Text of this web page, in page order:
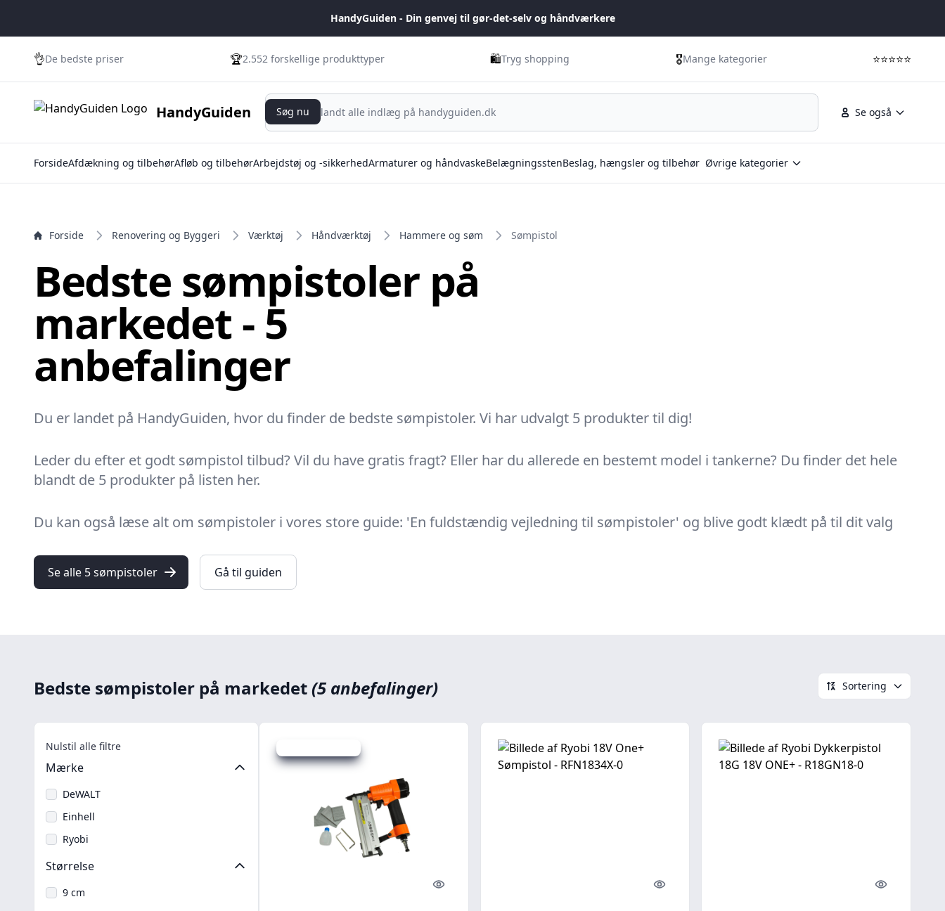
HandyGuiden - Din genvej til gør-det-selv og håndværkere
👌De bedste priser 🏆2.552 forskellige produkttyper 🛍️Tryg shopping 🎖️Mange kategorier ⭐⭐⭐⭐⭐
HandyGuiden Se også
Søg nu
Søg nu
ForsideAfdækning og tilbehørAfløb og tilbehørArbejdstøj og -sikkerhedArmaturer og håndvaskeBelægningsstenBeslag, hængsler og tilbehør Øvrige kategorier
Forside Renovering og Byggeri Værktøj Håndværktøj Hammere og søm Sømpistol
Bedste sømpistoler på
markedet - 5
anbefalinger
Du er landet på HandyGuiden, hvor du finder de bedste sømpistoler. Vi har udvalgt 5 produkter til dig!
Leder du efter et godt sømpistol tilbud? Vil du have gratis fragt? Eller har du allerede en bestemt model i tankerne? Du finder det hele
blandt de 5 produkter på listen her.
Du kan også læse alt om sømpistoler i vores store guide: 'En fuldstændig vejledning til sømpistoler' og blive godt klædt på til dit valg
Se alle 5 sømpistoler Gå til guiden
Bedste sømpistoler på markedet(5 anbefalinger) Sortering
Nulstil alle filtre
Mærke
DeWALT
Einhell
Ryobi
Størrelse
9 cm Quick look Quick look Quick look